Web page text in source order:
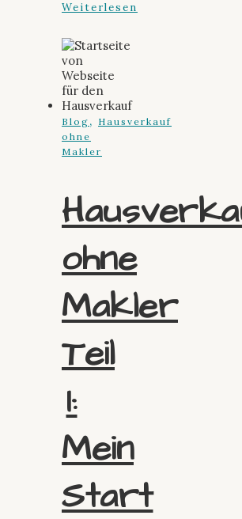
Weiterlesen
Blog , Hausverkauf
ohne
Makler
ohne
Makler
Teil
I:
Mein
Start